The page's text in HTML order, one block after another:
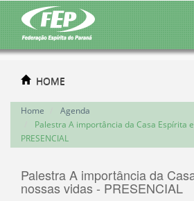
HOME
Home
Agenda
Palestra A importância da Casa Espírita
PRESENCIAL
Palestra A importância da
nossas vidas - PRESENCIAL